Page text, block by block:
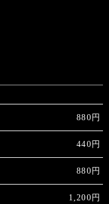
880円
440円
880円
1,200円